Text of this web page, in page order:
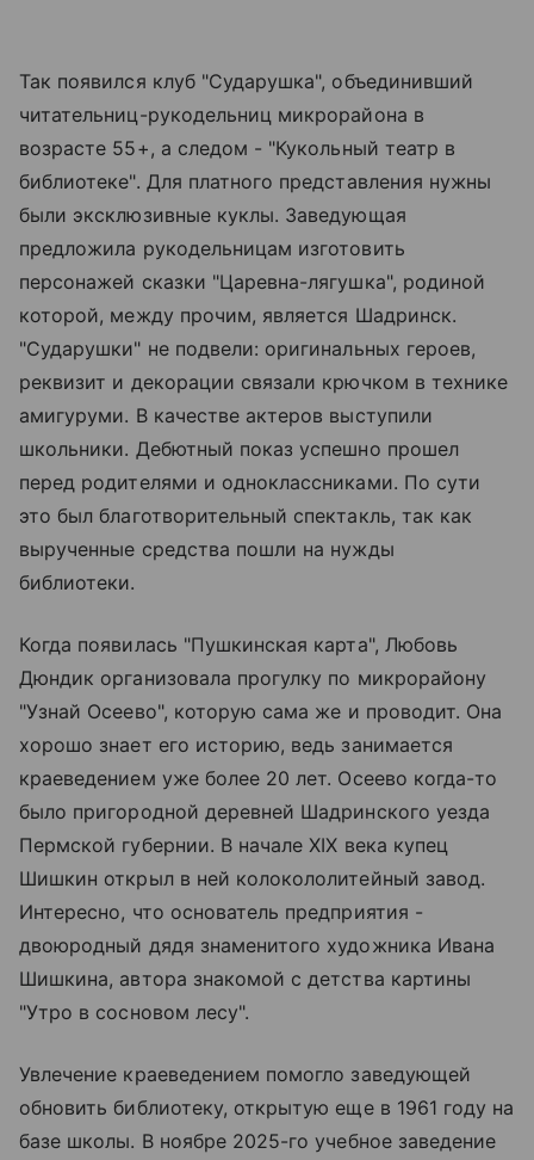
Так появился клуб "Сударушка", объединивший
читательниц-рукодельниц микрорайона в
возрасте 55+, а следом - "Кукольный театр в
библиотеке". Для платного представления нужны
были эксклюзивные куклы. Заведующая
предложила рукодельницам изготовить
персонажей сказки "Царевна-лягушка", родиной
которой, между прочим, является Шадринск.
"Сударушки" не подвели: оригинальных героев,
реквизит и декорации связали крючком в технике
амигуруми. В качестве актеров выступили
школьники. Дебютный показ успешно прошел
перед родителями и одноклассниками. По сути
это был благотворительный спектакль, так как
вырученные средства пошли на нужды
библиотеки.
Когда появилась "Пушкинская карта", Любовь
Дюндик организовала прогулку по микрорайону
"Узнай Осеево", которую сама же и проводит. Она
хорошо знает его историю, ведь занимается
краеведением уже более 20 лет. Осеево когда-то
было пригородной деревней Шадринского уезда
Пермской губернии. В начале XIX века купец
Шишкин открыл в ней колокололитейный завод.
Интересно, что основатель предприятия -
двоюродный дядя знаменитого художника Ивана
Шишкина, автора знакомой с детства картины
"Утро в сосновом лесу".
Увлечение краеведением помогло заведующей
обновить библиотеку, открытую еще в 1961 году на
базе школы. В ноябре 2025-го учебное заведение